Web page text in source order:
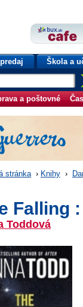
Škola a
a poštovné
stránka › Knihy ›
Falling
Toddová